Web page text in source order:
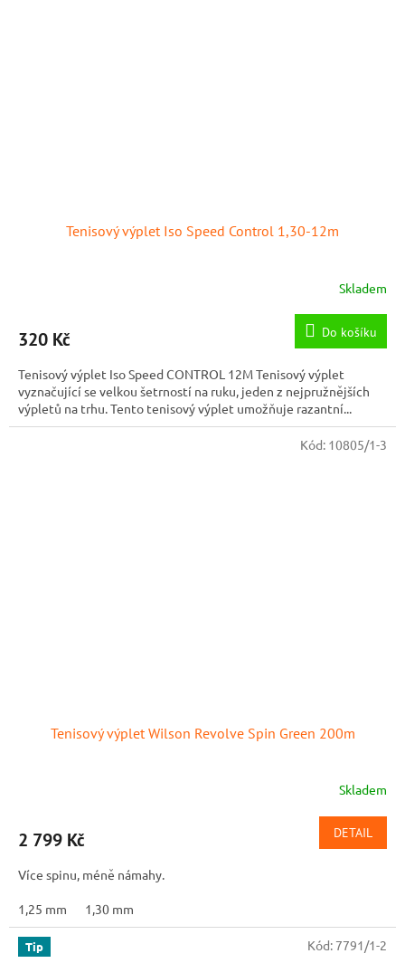
Tenisový výplet Iso Speed Control 1,30-12m
Skladem
320 Kč Do košíku
Tenisový výplet Iso Speed CONTROL 12M Tenisový výplet
vyznačující se velkou šetrností na ruku, jeden z nejpružnějších
výpletů na trhu. Tento tenisový výplet umožňuje razantní...
Tenisový výplet Wilson Revolve Spin Green 200m
Skladem
2 799 Kč DETAIL
Více spinu, méně námahy.
1,25 mm 1,30 mm
Kód: 10805/1-3
Tip Kód: 7791/1-2